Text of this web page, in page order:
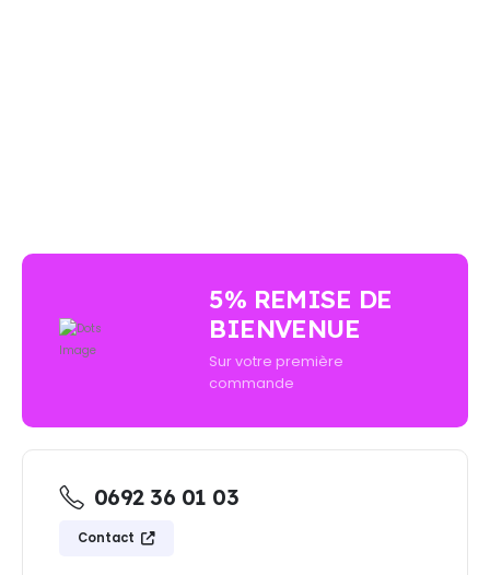
5% REMISE DE
BIENVENUE
Sur votre première
commande
0692 36 01 03
Contact